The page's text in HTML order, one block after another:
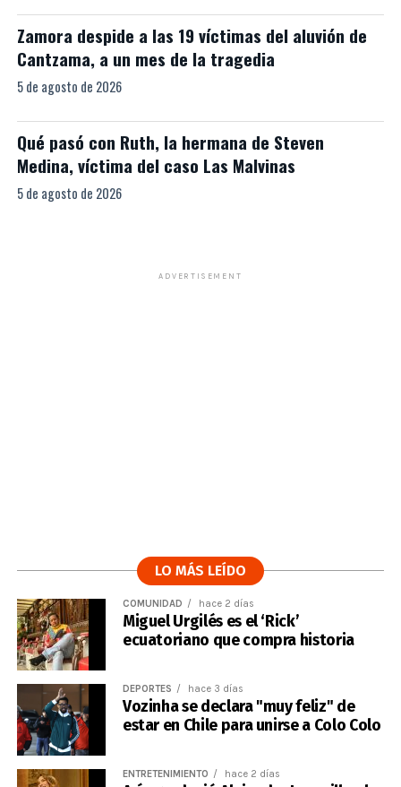
Zamora despide a las 19 víctimas del aluvión de
Cantzama, a un mes de la tragedia
5 de agosto de 2026
Qué pasó con Ruth, la hermana de Steven
Medina, víctima del caso Las Malvinas
5 de agosto de 2026
ADVERTISEMENT
LO MÁS LEÍDO
COMUNIDAD hace 2 días
Miguel Urgilés es el ‘Rick’
ecuatoriano que compra historia
DEPORTES hace 3 días
Vozinha se declara "muy feliz" de
estar en Chile para unirse a Colo Colo
ENTRETENIMIENTO hace 2 días